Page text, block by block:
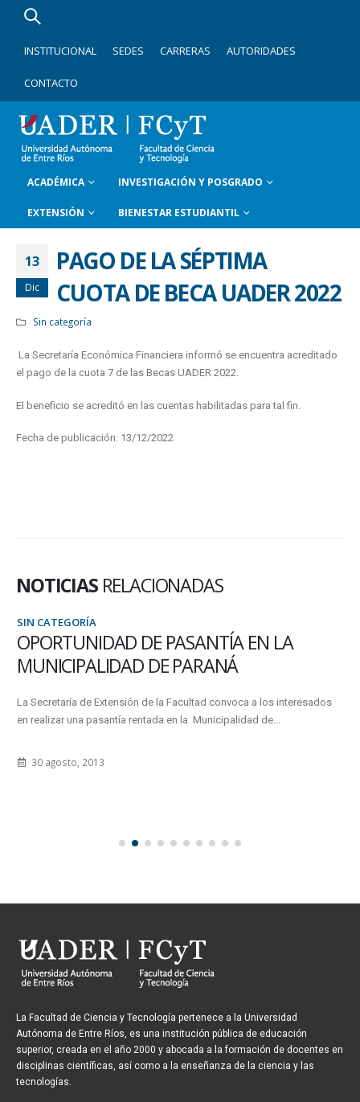
INSTITUCIONAL SEDES CARRERAS AUTORIDADES
CONTACTO
ACADÉMICA INVESTIGACIÓN Y POSGRADO
EXTENSIÓN BIENESTAR ESTUDIANTIL
13
Dic
PAGO DE LA SÉPTIMA
CUOTA DE BECA UADER 2022
Sin categoría
La Secretaría Económica Financiera informó se encuentra acreditado
el pago de la cuota 7 de las Becas UADER 2022.
El beneficio se acreditó en las cuentas habilitadas para tal fin.
Fecha de publicación: 13/12/2022
NOTICIAS RELACIONADAS
SIN CATEGORÍA
OPORTUNIDAD DE PASANTÍA EN LA
MUNICIPALIDAD DE PARANÁ
La Secretaría de Extensión de la Facultad convoca a los interesados
en realizar una pasantía rentada en la Municipalidad de...
30 agosto, 2013
La Facultad de Ciencia y Tecnología pertenece a la Universidad
Autónoma de Entre Ríos, es una institución pública de educación
superior, creada en el año 2000 y abocada a la formación de docentes en
disciplinas científicas, así como a la enseñanza de la ciencia y las
tecnologías.